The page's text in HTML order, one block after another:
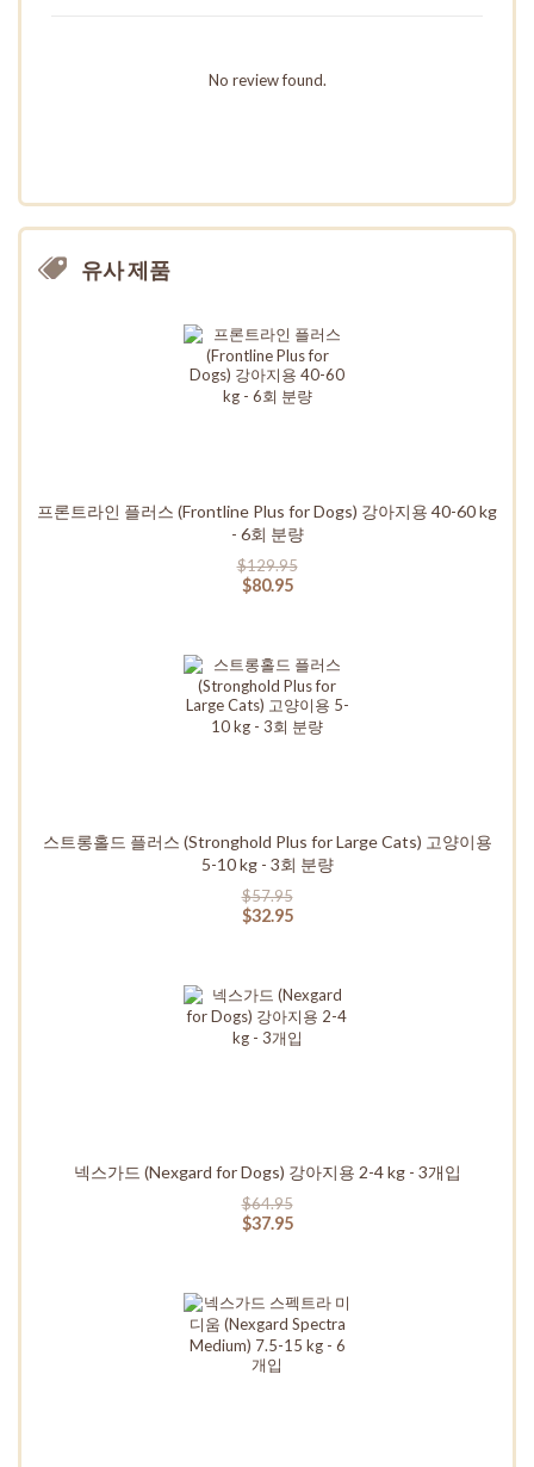
No review found.
유사 제품
프론트라인 플러스 (Frontline Plus for Dogs) 강아지용 40-60 kg
- 6회 분량
$129.95
$80.95
스트롱홀드 플러스 (Stronghold Plus for Large Cats) 고양이용
5-10 kg - 3회 분량
$57.95
$32.95
넥스가드 (Nexgard for Dogs) 강아지용 2-4 kg - 3개입
$64.95
$37.95